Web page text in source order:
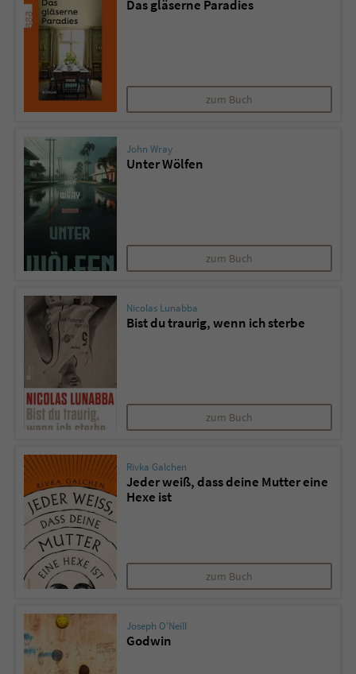
Das gläserne Paradies
zum Buch
John Wray
Unter Wölfen
zum Buch
Nicolas Lunabba
Bist du traurig, wenn ich sterbe
zum Buch
Rivka Galchen
Jeder weiß, dass deine Mutter eine
Hexe ist
zum Buch
Joseph O'Neill
Godwin
Sicherheitscode des Kontaktformulars zu